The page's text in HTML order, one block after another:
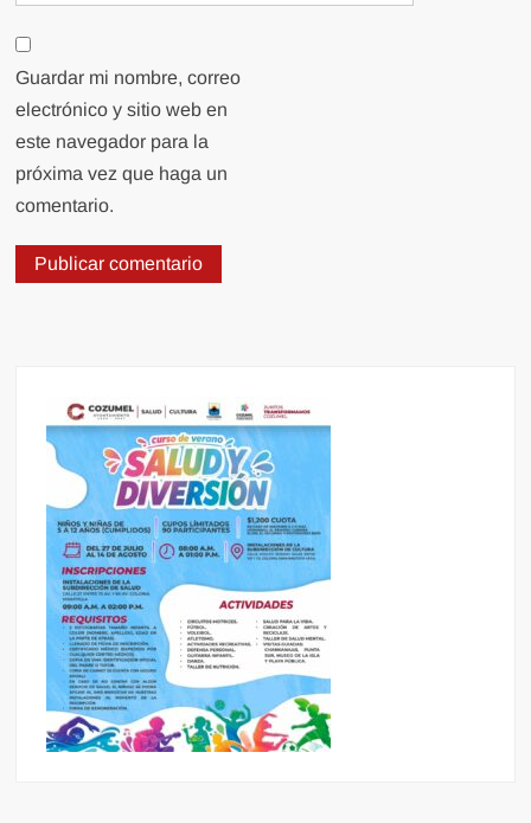
Guardar mi nombre, correo
electrónico y sitio web en
este navegador para la
próxima vez que haga un
comentario.